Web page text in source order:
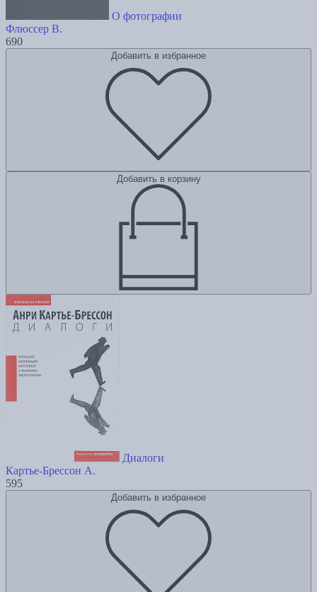
О фотографии
Флюссер В.
690
Добавить в избранное
Добавить в корзину
Диалоги
Картье-Брессон А.
595
Добавить в избранное